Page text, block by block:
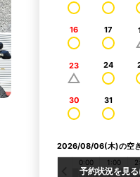
16 17
23 24
30
31
2026/08/06(木)の空
予約状況を見
0:00 1:00